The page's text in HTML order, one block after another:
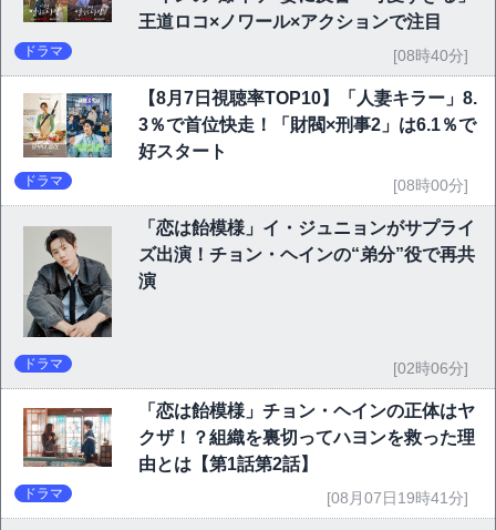
王道ロコ×ノワール×アクションで注目
ドラマ [08時40分]
【8月7日視聴率TOP10】「人妻キラー」8.
3％で首位快走！「財閥×刑事2」は6.1％で
好スタート
ドラマ [08時00分]
「恋は飴模様」イ・ジュニョンがサプライ
ズ出演！チョン・ヘインの“弟分”役で再共
演
ドラマ [02時06分]
「恋は飴模様」チョン・ヘインの正体はヤ
クザ！？組織を裏切ってハヨンを救った理
由とは【第1話第2話】
ドラマ [08月07日19時41分]